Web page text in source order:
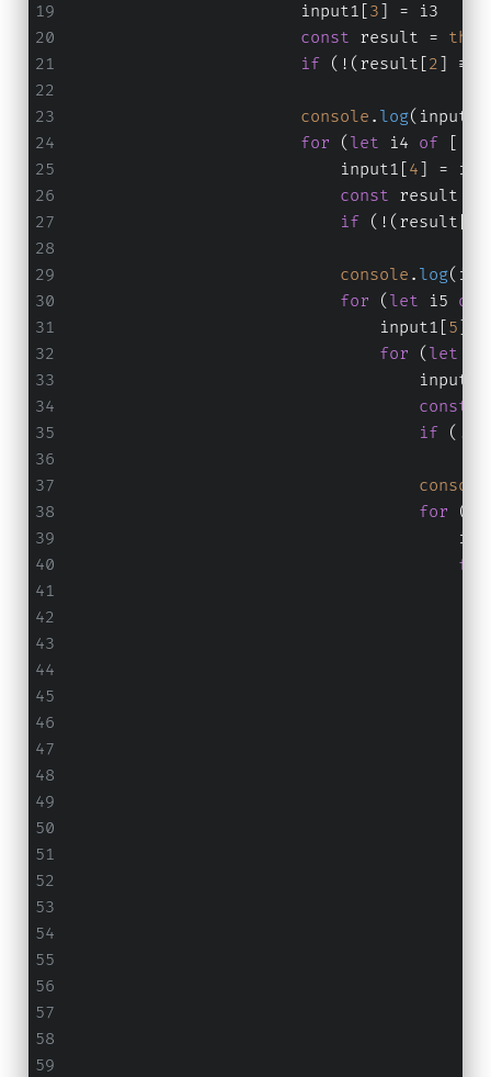
                        input1[
3] = i3
const result = this
if (!(result[2]
console . log(input1.
for ( let i4 of [...
                            input1[
4] = i4
const result =
if (!(result[
console . log
for ( let i5 of
                                input1[
5]
for ( let
                                    input1[
const
if
console
for (
for